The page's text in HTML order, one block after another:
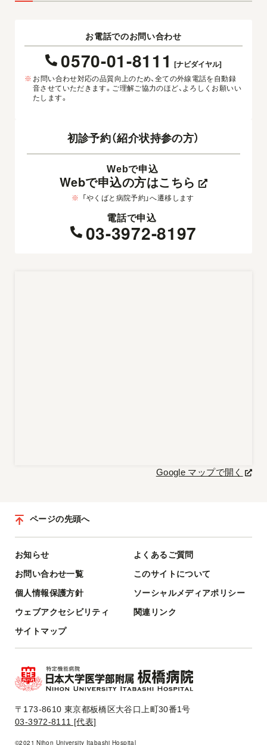
お電話でのお問い合わせ
0570-01-8111 [ナビダイヤル]
※ お問い合わせ対応の品質向上のため、全ての外線電話を自動録
音させていただきます。ご理解ご協力のほど、よろしくお願いい
たします。
初診予約（紹介状持参の方）
Webで申込
Webで申込の方はこちら
※ 「やくばと病院予約」へ遷移します
電話で申込
03-3972-8197
Google マップで開く
お知らせ
よくあるご質問
お問い合わせ一覧
このサイトについて
個人情報保護方針
ソーシャルメディアポリシー
ウェブアクセシビリティ
関連リンク
サイトマップ
ページの先頭へ
〒173-8610 東京都板橋区大谷口上町30番1号
03-3972-8111 [代表]
©2021 Nihon University Itabashi Hospital